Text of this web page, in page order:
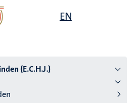
EN
(E.C.H.J.)